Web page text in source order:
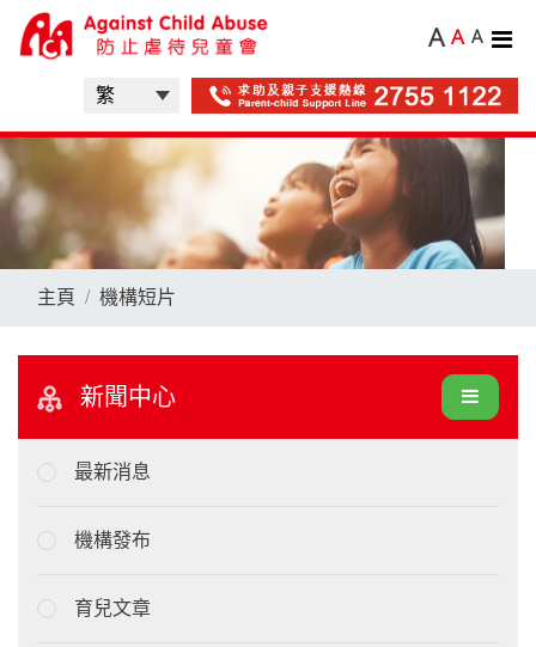
A A A
主頁 機構短片
新聞中心
最新消息
機構發布
育兒文章